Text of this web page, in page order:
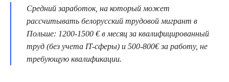
Средний заработок, на который может
рассчитывать белорусский трудовой мигрант в
Польше: 1200-1500 € в месяц за квалифицированный
труд (без учета IT-сферы) и 500-800€ за работу, не
требующую квалификации.